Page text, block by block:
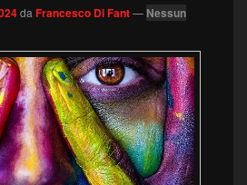
da Francesco Di Fant— Nessun